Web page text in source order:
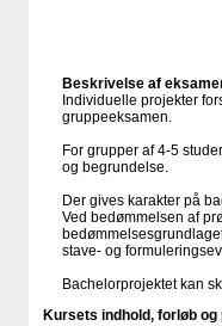
Beskrivelse af
Individuelle projekter
gruppeeksamen.
For grupper af 4-5
og begrundelse.
Der gives karakter på
Ved bedømmelsen af
stave- og
Bachelorprojektet kan
Kursets indhold, forløb